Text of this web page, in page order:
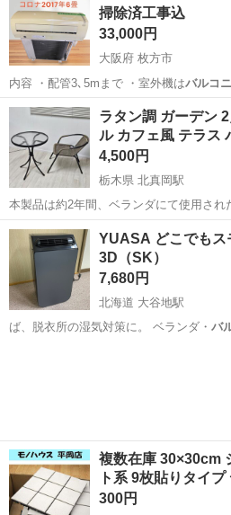
掃除済工事込
33,000円
大阪府 枚方市
内容 ・配管3､5mまで ・室外機はバルコ
工事（穴…
大阪 枚方市 季節、空調家電
ラタン調 ガーデン
ル カフェ風 テラス
4,500円
栃木県 北真岡駅
本製品は約2年間、ベランダにて使用され
伴う相応の使用感がございますことをご
引をお願い申し上げます。 サイズにつきましては、購入元のサイトよ
り引用いたしますので、ご参照くだ...
栃木 真岡市 北真岡駅 ダイニ
YUASA どこでもス
3D（SK）
7,680円
北海道 大谷地駅
ば、脱衣所の湿気対策に。 ベランダ・ バ
複数在庫 30×30cm
ト系 9枚貼りタイ
300円